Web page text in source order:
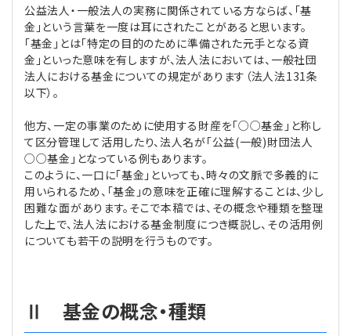
【連載】労務管理の歩き方
【連載】AI活用のすすめ
【連載】IT実務一問一答
公益法人・一般法人の実務に関係されている方ならば、「基
金」という言葉を一度は耳にされたことがあると思います。
「基金」とは「特定の目的のために準備された元手となる資
金」といった意味を有しますが、法人法においては、一般社団
法人における基金についての規定があります（法人法131条
以下）。
他方、一定の事業のために使用する財産を「○○基金」と称し
て区分管理して活用したり、法人名が「公益(一般)財団法人
○○基金」となっている例もあります。
このように、一口に「基金」といっても、時々の文脈で多義的に
用いられるため、「基金」の意味を正確に理解することは、少し
困難な面があります。そこで本稿では、その概念や種類を整理
した上で、法人法における基金制度につき概説し、その活用例
についても若干の説明を行うものです。
Ⅱ 基金の概念・種類